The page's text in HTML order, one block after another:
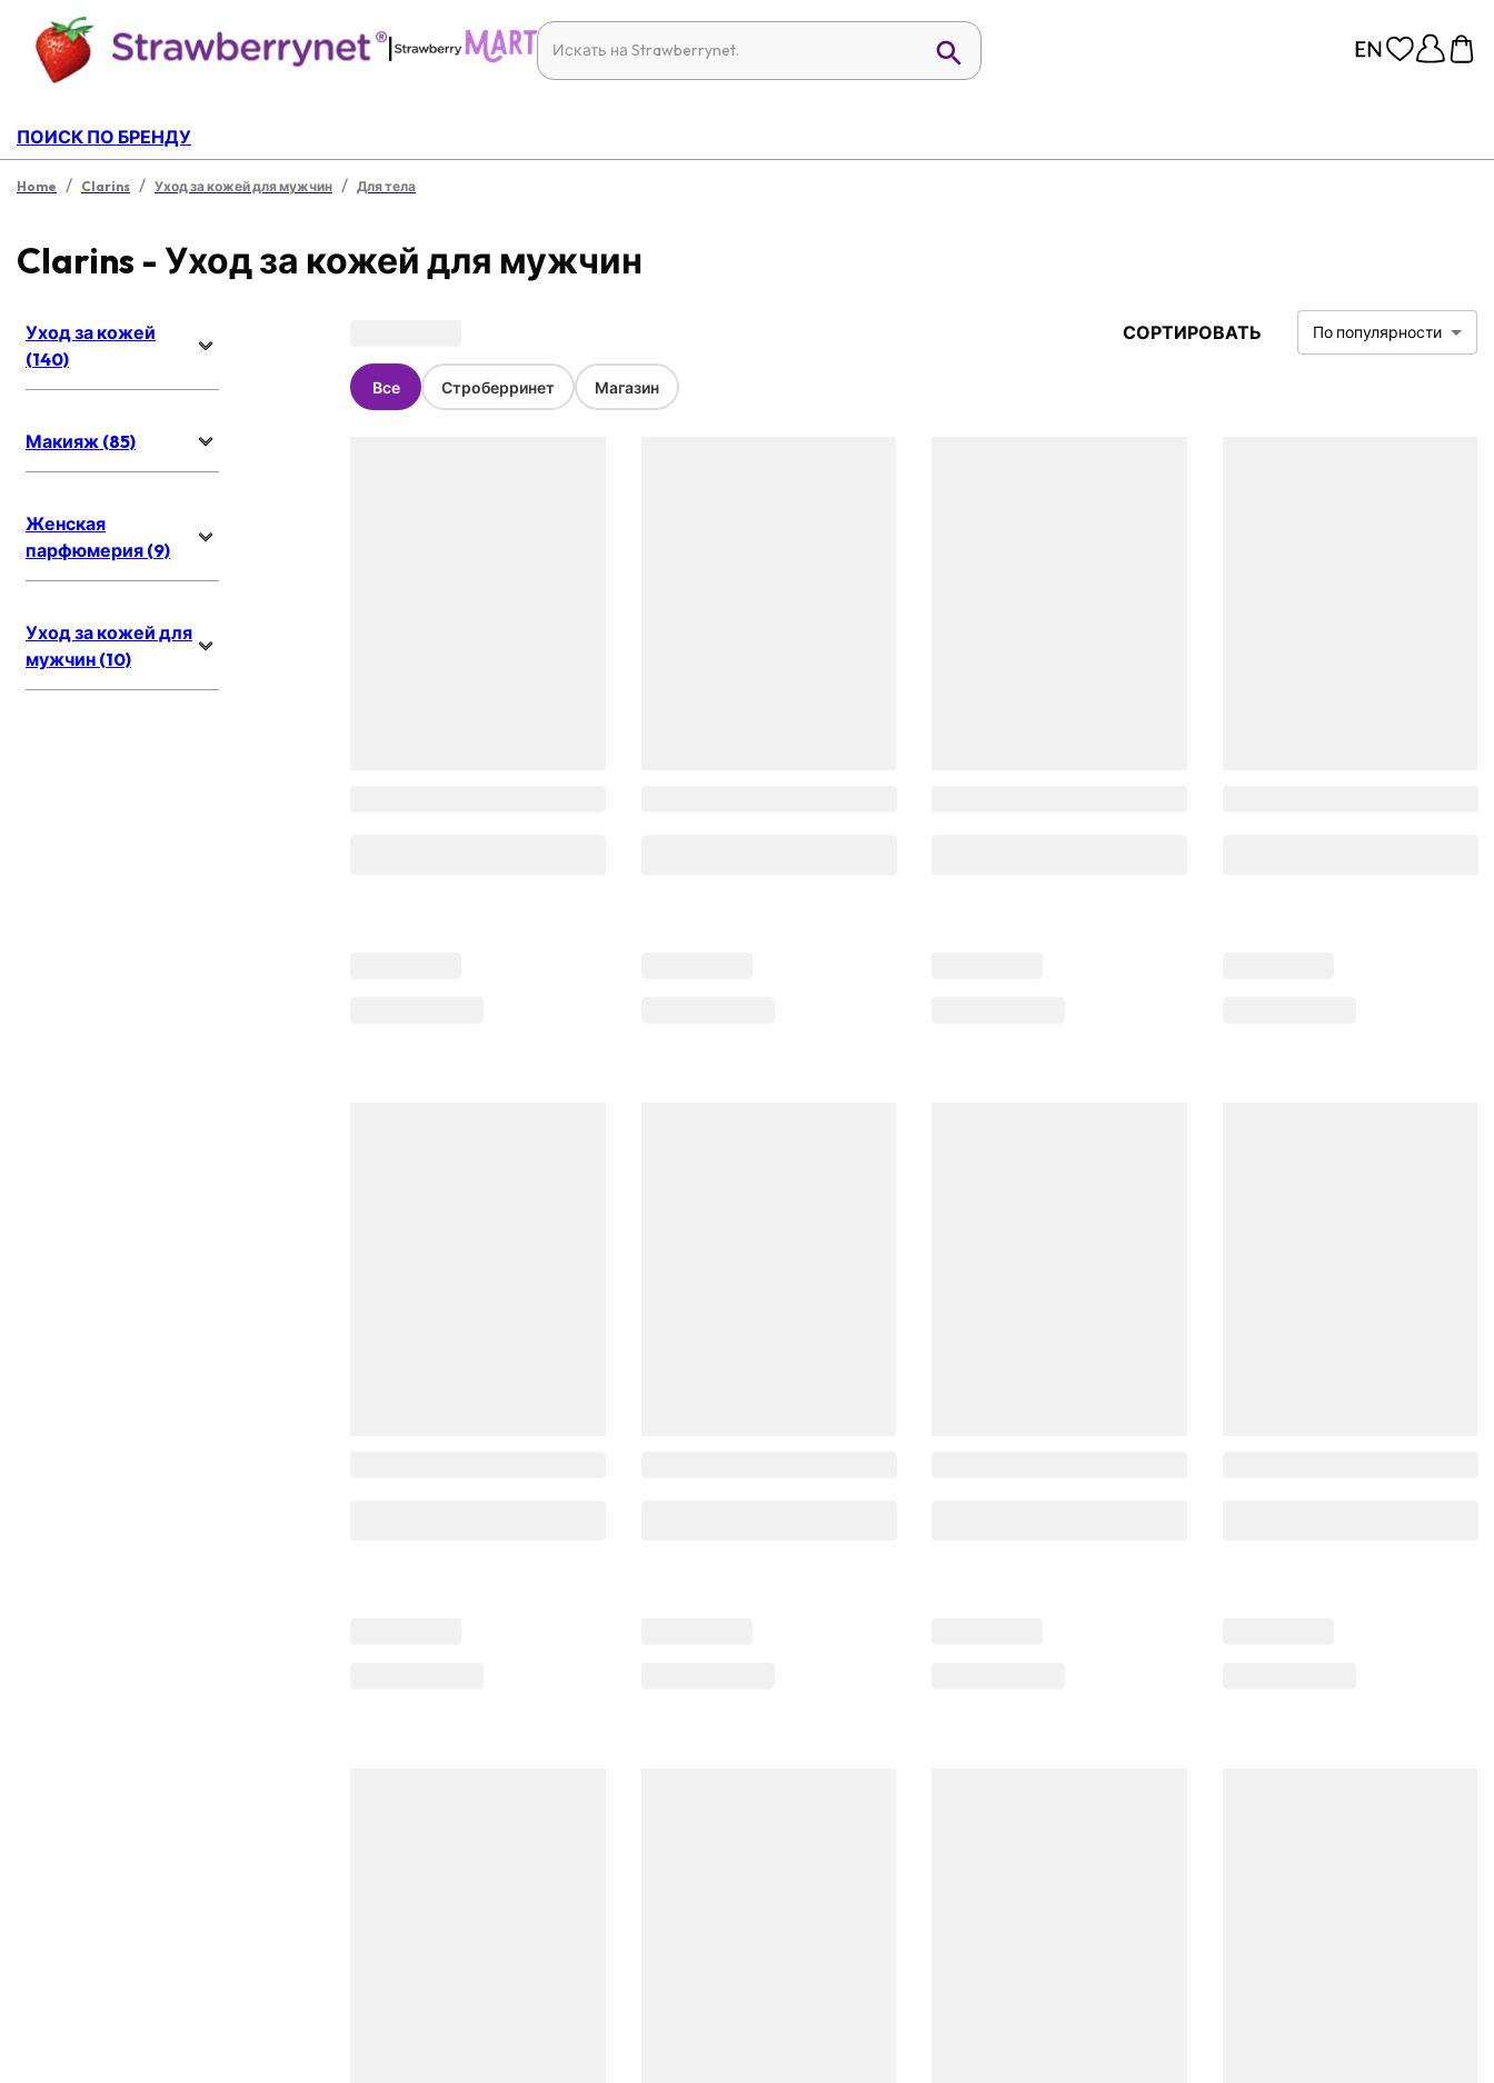
|
ПОИСК ПО БРЕНДУ
Home / Clarins / Уход за кожей для мужчин / Для тела
Clarins - Уход за кожей для мужчин
Уход за кожей
(140)
Макияж (85)
Женская
парфюмерия (9)
Уход за кожей для
мужчин (10)
СОРТИРОВАТЬ По популярности
Все Строберринет Магазин